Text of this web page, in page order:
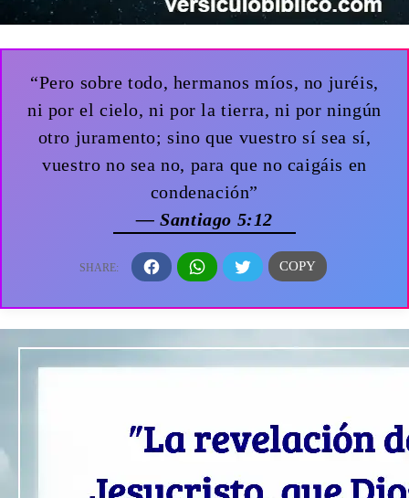
“Pero sobre todo, hermanos míos, no juréis,
ni por el cielo, ni por la tierra, ni por ningún
otro juramento; sino que vuestro sí sea sí,
vuestro no sea no, para que no caigáis en
condenación”
— Santiago 5:12